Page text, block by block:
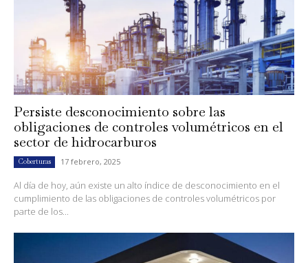
Persiste desconocimiento sobre las
obligaciones de controles volumétricos en el
sector de hidrocarburos
Coberturas 17 febrero, 2025
Al día de hoy, aún existe un alto índice de desconocimiento en el
cumplimiento de las obligaciones de controles volumétricos por
parte de los...